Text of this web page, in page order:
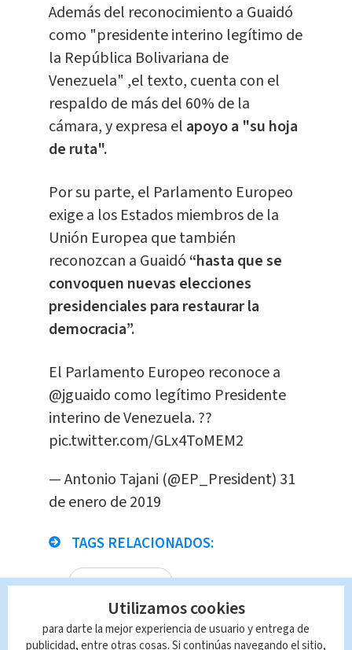
Además del reconocimiento a Guaidó
como "presidente interino legítimo de
la República Bolivariana de
Venezuela" ,el texto, cuenta con el
respaldo de más del 60% de la
cámara, y expresa el apoyo a "su hoja
de ruta".
Por su parte, el Parlamento Europeo
exige a los Estados miembros de la
Unión Europea que también
reconozcan a Guaidó“hasta que se
convoquen nuevas elecciones
presidenciales para restaurar la
democracia”.
El Parlamento Europeo reconoce a
@jguaido como legítimo Presidente
interino de Venezuela. ??
pic.twitter.com/GLx4ToMEM2
— Antonio Tajani (@EP_President) 31
de enero de 2019
TAGS RELACIONADOS:
Restodelmundo
Queda prohibida la reproducción total o
parcial del contenido de esta página, mismo
Utilizamos cookies
para darte la mejor experiencia de usuario y entrega de
publicidad, entre otras cosas. Si continúas navegando el sitio,